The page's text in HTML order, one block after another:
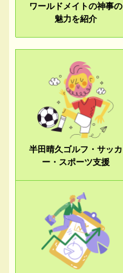
ワールドメイトの神事の
魅力を紹介
半田晴久ゴルフ・サッカ
ー・スポーツ支援